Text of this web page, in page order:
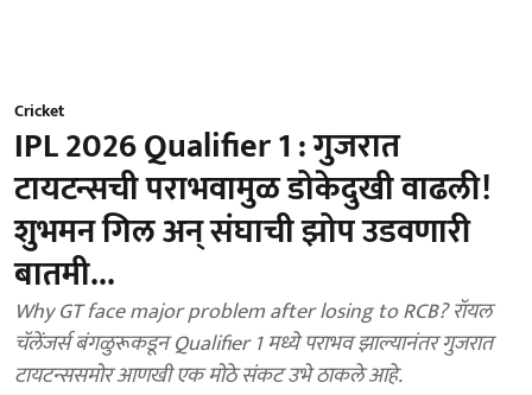
Cricket
IPL 2026 Qualifier 1 : गुजरात
टायटन्सची पराभवामुळ डोकेदुखी वाढली!
शुभमन गिल अन् संघाची झोप उडवणारी
बातमी...
Why GT face major problem after losing to RCB? रॉयल
चॅलेंजर्स बंगळुरूकडून Qualifier 1 मध्ये पराभव झाल्यानंतर गुजरात
टायटन्ससमोर आणखी एक मोठे संकट उभे ठाकले आहे.